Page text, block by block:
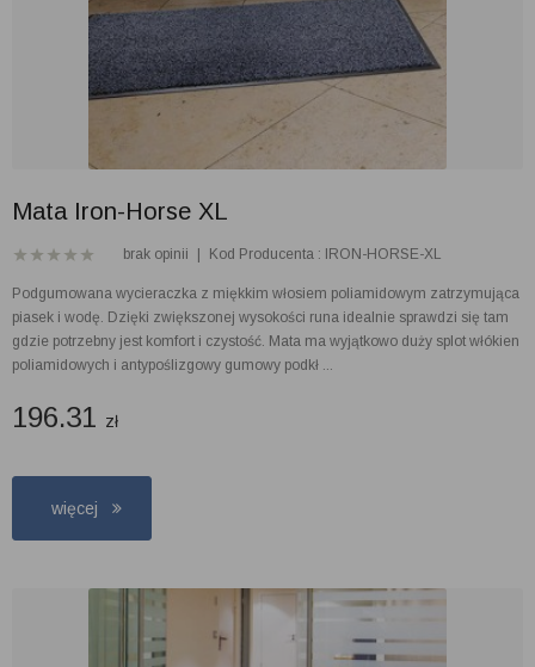
Mata Iron-Horse XL
brak opinii Kod Producenta : IRON-HORSE-XL
Podgumowana wycieraczka z miękkim włosiem poliamidowym zatrzymująca
piasek i wodę. Dzięki zwiększonej wysokości runa idealnie sprawdzi się tam
gdzie potrzebny jest komfort i czystość. Mata ma wyjątkowo duży splot włókien
poliamidowych i antypoślizgowy gumowy podkł ...
196.31 zł
więcej